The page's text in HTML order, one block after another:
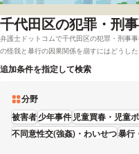
千代田区の犯罪・刑
弁護士ドットコムで千代田区の犯罪・刑事
の怪我と暴行の因果関係を崩すにはどうし
と勘違いし、窃盗、詐欺で被害届を出し、
ドットコムでは着手金無料で受付している
犯罪・刑事事件が得意な弁護士や弁護士の
務所の弁護士を実績で比較したい」などの
「とくに被害にあわれた方は気持ちの整理
さい。」とおっしゃる方もいます。犯罪・
ている弁護士22,842人から、英語などの対
追加条件を指定して検索
分野
被害者少年事件 児童買春・児童
不同意性交(強姦)・わいせつ暴行